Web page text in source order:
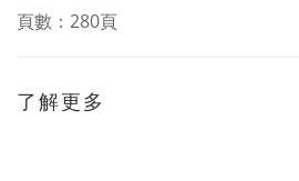
頁數：280頁
了解更多